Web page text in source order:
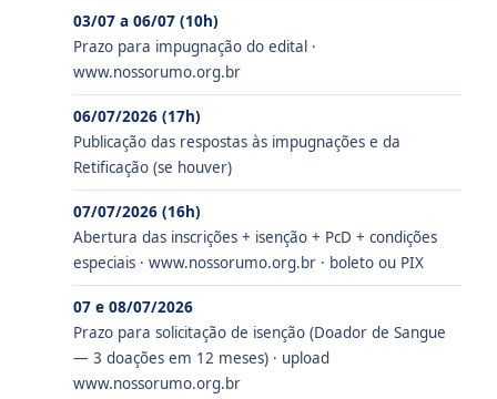
03/07 a 06/07 (10h)
Prazo para impugnação do edital ·
www.nossorumo.org.br
06/07/2026 (17h)
Publicação das respostas às impugnações e da
Retificação (se houver)
07/07/2026 (16h)
Abertura das inscrições + isenção + PcD + condições
especiais · www.nossorumo.org.br · boleto ou PIX
07 e 08/07/2026
Prazo para solicitação de isenção (Doador de Sangue
— 3 doações em 12 meses) · upload
www.nossorumo.org.br